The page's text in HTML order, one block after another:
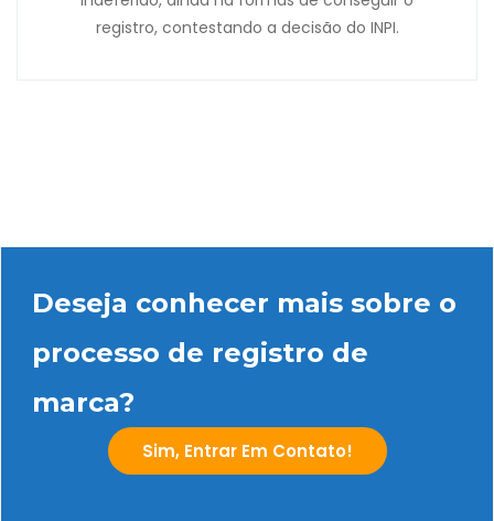
registro, contestando a decisão do INPI.
Deseja conhecer mais sobre o
processo de registro de
marca?
Sim, Entrar Em Contato!